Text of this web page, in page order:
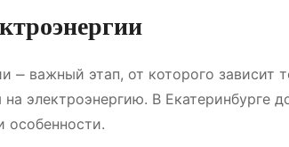
⎼ важный этап, от которого зависит
электроэнергию. В Екатеринбурге
особенности.